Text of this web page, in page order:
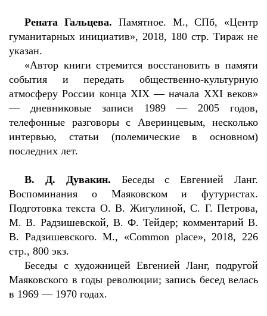
Рената Гальцева. Памятное. М., СПб, «Центр
гуманитарных инициатив», 2018, 180 стр. Тираж не
указан.
«Автор книги стремится восстановить в памяти
события и передать общественно-культурную
атмосферу России конца XIX — начала XXI веков»
— дневниковые записи 1989 — 2005 годов,
телефонные разговоры с Аверинцевым, несколько
интервью, статьи (полемические в основном)
последних лет.
В. Д. Дувакин. Беседы с Евгенией Ланг.
Воспоминания о Маяковском и футуристах.
Подготовка текста О. В. Жигулиной, С. Г. Петрова,
М. В. Радзишевской, В. Ф. Тейдер; комментарий В.
В. Радзишевского. М., «Common place», 2018, 226
стр., 800 экз.
Беседы с художницей Евгенией Ланг, подругой
Маяковского в годы революции; запись бесед велась
в 1969 — 1970 годах.